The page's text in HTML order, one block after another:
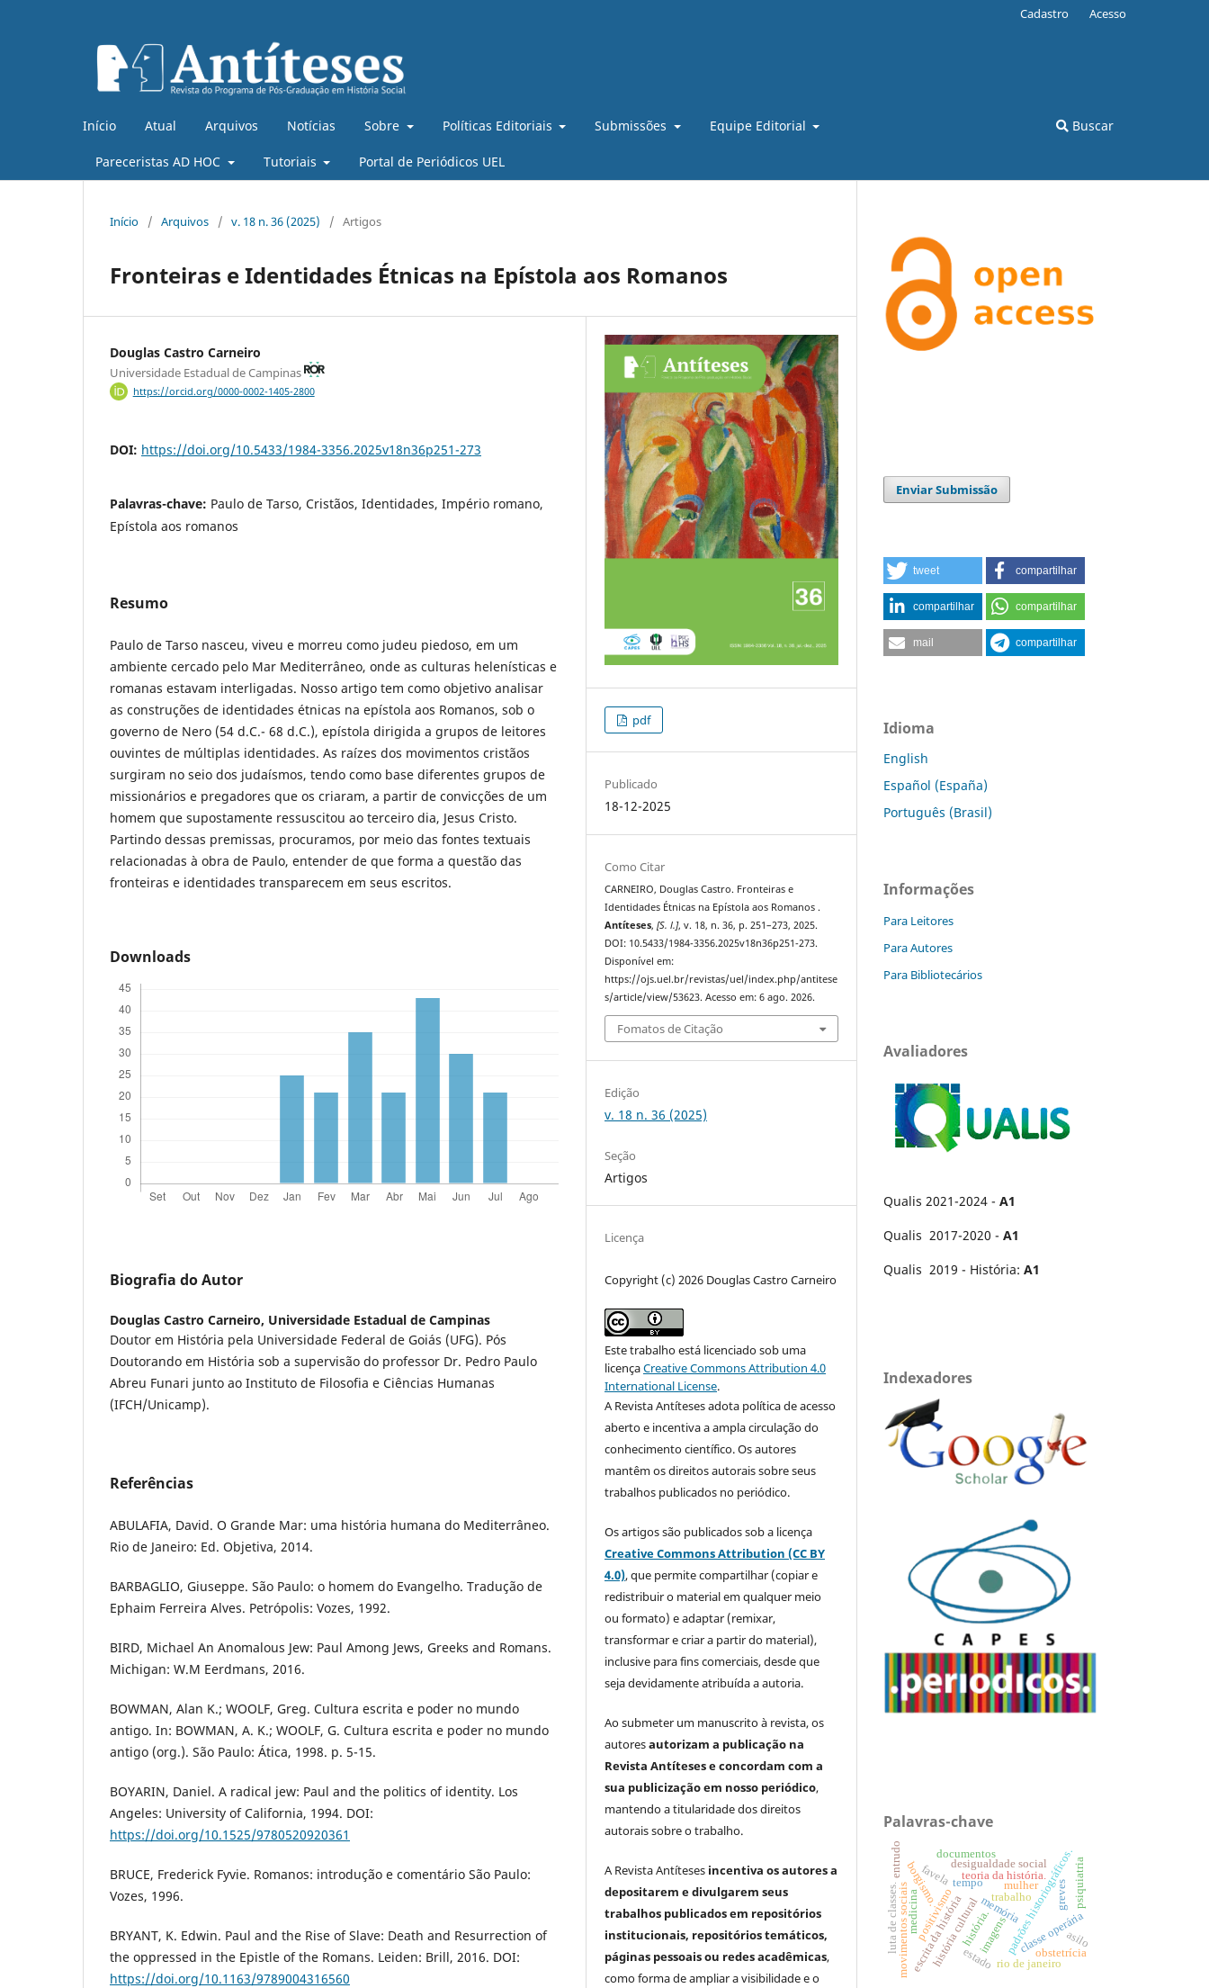
Início Atual Arquivos Notícias Sobre Políticas Editoriais Submissões Equipe Editorial
Pareceristas AD HOC Tutoriais Portal de Periódicos UEL
Buscar
Cadastro Acesso
Início / Arquivos / v. 18 n. 36 (2025) / Artigos
Fronteiras e Identidades Étnicas na Epístola aos Romanos
Douglas Castro Carneiro
Universidade Estadual de Campinas
https://orcid.org/0000-0002-1405-2800
DOI: https://doi.org/10.5433/1984-3356.2025v18n36p251-273
Palavras-chave: Paulo de Tarso, Cristãos, Identidades, Império romano,
Epístola aos romanos
Resumo
Paulo de Tarso nasceu, viveu e morreu como judeu piedoso, em um
ambiente cercado pelo Mar Mediterrâneo, onde as culturas helenísticas e
romanas estavam interligadas. Nosso artigo tem como objetivo analisar
as construções de identidades étnicas na epístola aos Romanos, sob o
governo de Nero (54 d.C.- 68 d.C.), epístola dirigida a grupos de leitores
ouvintes de múltiplas identidades. As raízes dos movimentos cristãos
surgiram no seio dos judaísmos, tendo como base diferentes grupos de
missionários e pregadores que os criaram, a partir de convicções de um
homem que supostamente ressuscitou ao terceiro dia, Jesus Cristo.
Partindo dessas premissas, procuramos, por meio das fontes textuais
relacionadas à obra de Paulo, entender de que forma a questão das
fronteiras e identidades transparecem em seus escritos.
Downloads
Biografia do Autor
Douglas Castro Carneiro, Universidade Estadual de Campinas
Doutor em História pela Universidade Federal de Goiás (UFG). Pós
Doutorando em História sob a supervisão do professor Dr. Pedro Paulo
Abreu Funari junto ao Instituto de Filosofia e Ciências Humanas
(IFCH/Unicamp).
Referências
ABULAFIA, David. O Grande Mar: uma história humana do Mediterrâneo.
Rio de Janeiro: Ed. Objetiva, 2014.
BARBAGLIO, Giuseppe. São Paulo: o homem do Evangelho. Tradução de
Ephaim Ferreira Alves. Petrópolis: Vozes, 1992.
BIRD, Michael An Anomalous Jew: Paul Among Jews, Greeks and Romans.
Michigan: W.M Eerdmans, 2016.
BOWMAN, Alan K.; WOOLF, Greg. Cultura escrita e poder no mundo
antigo. In: BOWMAN, A. K.; WOOLF, G. Cultura escrita e poder no mundo
antigo (org.). São Paulo: Ática, 1998. p. 5-15.
BOYARIN, Daniel. A radical jew: Paul and the politics of identity. Los
Angeles: University of California, 1994. DOI:
https://doi.org/10.1525/9780520920361
BRUCE, Frederick Fyvie. Romanos: introdução e comentário São Paulo:
Vozes, 1996.
BRYANT, K. Edwin. Paul and the Rise of Slave: Death and Resurrection of
the oppressed in the Epistle of the Romans. Leiden: Brill, 2016. DOI:
https://doi.org/10.1163/9789004316560
pdf
Publicado
18-12-2025
Como Citar
CARNEIRO, Douglas Castro. Fronteiras e
Identidades Étnicas na Epístola aos Romanos .
Antíteses,[S. l.], v. 18, n. 36, p. 251–273, 2025.
DOI: 10.5433/1984-3356.2025v18n36p251-273.
Disponível em:
https://ojs.uel.br/revistas/uel/index.php/antitese
s/article/view/53623. Acesso em: 6 ago. 2026.
Fomatos de Citação
Edição
v. 18 n. 36 (2025)
Seção
Artigos
Licença
Copyright (c) 2026 Douglas Castro Carneiro
Este trabalho está licenciado sob uma
licençaCreative Commons Attribution 4.0
International License.
A Revista Antíteses adota política de acesso
aberto e incentiva a ampla circulação do
conhecimento científico. Os autores
mantêm os direitos autorais sobre seus
trabalhos publicados no periódico.
Os artigos são publicados sob a licença
Creative Commons Attribution (CC BY
4.0), que permite compartilhar (copiar e
redistribuir o material em qualquer meio
ou formato) e adaptar (remixar,
transformar e criar a partir do material),
inclusive para fins comerciais, desde que
seja devidamente atribuída a autoria.
Ao submeter um manuscrito à revista, os
autoresautorizam a publicação na
Revista Antíteses e concordam com a
sua publicização em nosso periódico,
mantendo a titularidade dos direitos
autorais sobre o trabalho.
A Revista Antíteses incentiva os autores a
depositarem e divulgarem seus
trabalhos publicados em repositórios
institucionais, repositórios temáticos,
páginas pessoais ou redes acadêmicas,
como forma de ampliar a visibilidade e o
Enviar Submissão
tweet compartilhar
compartilhar compartilhar
mail compartilhar
Idioma
English
Español (España)
Português (Brasil)
Informações
Para Leitores
Para Autores
Para Bibliotecários
Avaliadores
Qualis 2021-2024 - A1
Qualis 2017-2020 - A1
Qualis 2019 - História: A1
Indexadores
Palavras-chave
tempo
memória
história cultural
teoria da história.
escrita da história imagenspadrões historiográficos.
positivismo greves
classe operária
borgismo. trabalho
movimentos sociais estado
desigualdade social
luta de classes.
favela
rio de janeiro
obstetrícia
medicina
mulher
história.
psiquiatria
asilo
entrudo documentos